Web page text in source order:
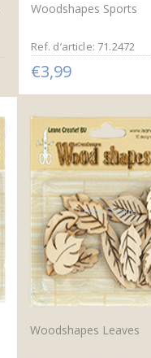
Woodshapes Sports
Ref. d’article: 71.2472
€3,99
Woodshapes Leaves